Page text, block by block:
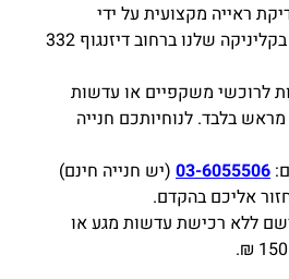
ראייה מקצועית על ידי
אופטומטריסט מומחה בקליניקה שלנו ברחוב דיזנגוף 332
לרוכשי משקפיים או עדשות
בלבד. לנוחיותכם חנייה
03-6055506 (יש חנייה חינם)
אליכם בהקדם.
ללא רכישת עדשות מגע או